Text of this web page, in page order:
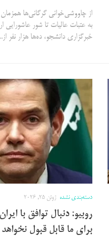
به عتبات عالیات تا شور عاشورایی
خبرگزاری دانشجو، ده‌ها هزار نفر
دسته‌بندی نشده ژوئن 25, 2026
روبیو: دنبال توافق با
برای ما قابل قبول